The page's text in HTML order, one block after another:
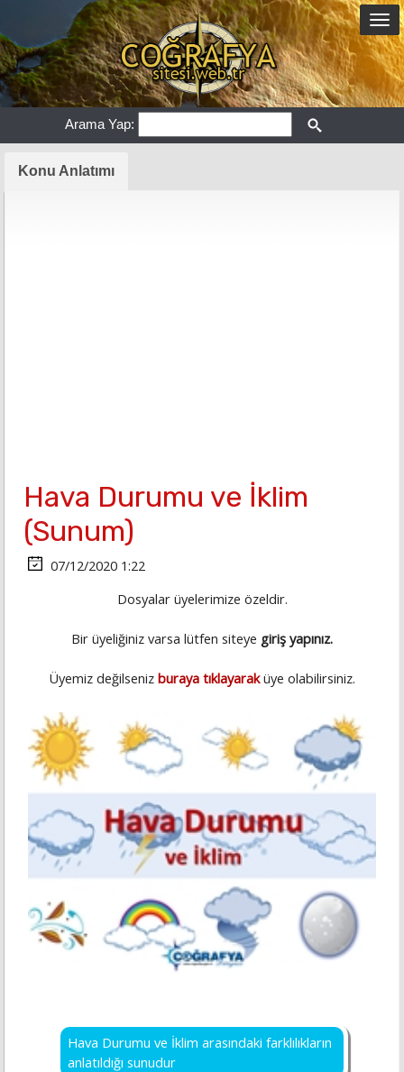
Arama Yap:
Konu Anlatımı
Hava Durumu ve İklim
(Sunum)
07/12/2020 1:22
Dosyalar üyelerimize özeldir.
Bir üyeliğiniz varsa lütfen siteye giriş yapınız.
Üyemiz değilseniz buraya tıklayaraküye olabilirsiniz.
Hava Durumu ve İklim arasındaki farklılıkların
anlatıldığı sunudur